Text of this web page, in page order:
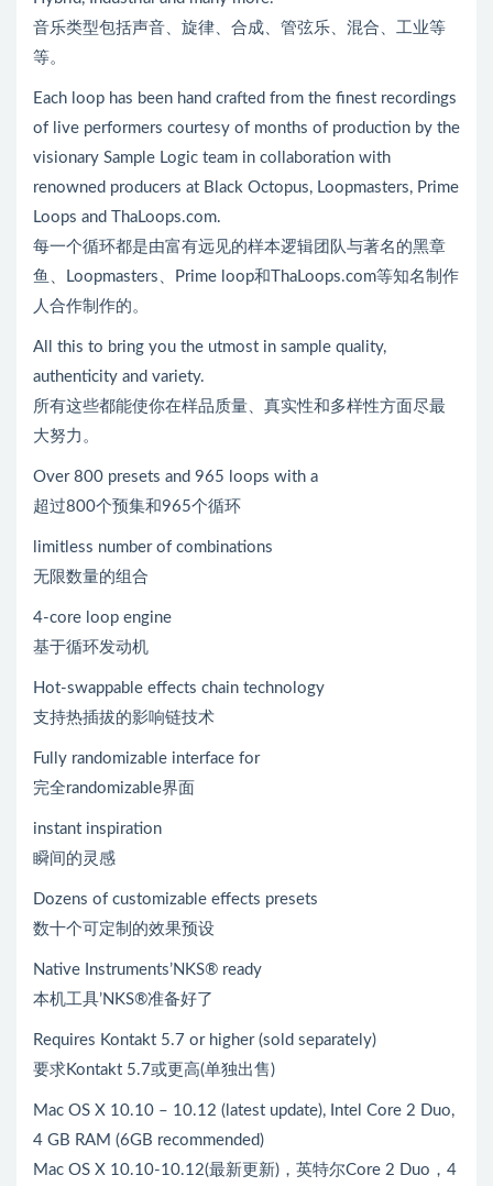
音乐类型包括声音、旋律、合成、管弦乐、混合、工业等
等。
Each loop has been hand crafted from the finest recordings
of live performers courtesy of months of production by the
visionary Sample Logic team in collaboration with
renowned producers at Black Octopus, Loopmasters, Prime
Loops and ThaLoops.com.
每一个循环都是由富有远见的样本逻辑团队与著名的黑章
鱼、Loopmasters、Prime loop和ThaLoops.com等知名制作
人合作制作的。
All this to bring you the utmost in sample quality,
authenticity and variety.
所有这些都能使你在样品质量、真实性和多样性方面尽最
大努力。
Over 800 presets and 965 loops with a
超过800个预集和965个循环
limitless number of combinations
无限数量的组合
4-core loop engine
基于循环发动机
Hot-swappable effects chain technology
支持热插拔的影响链技术
Fully randomizable interface for
完全randomizable界面
instant inspiration
瞬间的灵感
Dozens of customizable effects presets
数十个可定制的效果预设
Native Instruments’NKS® ready
本机工具’NKS®准备好了
Requires Kontakt 5.7 or higher (sold separately)
要求Kontakt 5.7或更高(单独出售)
Mac OS X 10.10 – 10.12 (latest update), Intel Core 2 Duo,
4 GB RAM (6GB recommended)
Mac OS X 10.10-10.12(最新更新)，英特尔Core 2 Duo，4